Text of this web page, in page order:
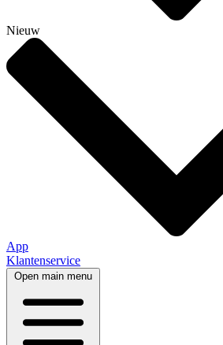
Nieuw
App
Klantenservice
Open main menu